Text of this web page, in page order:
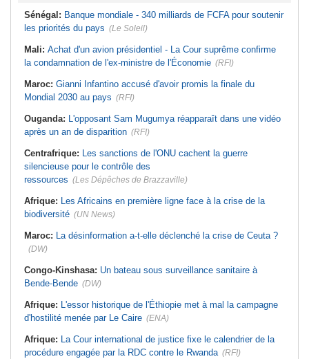
Sénégal: Banque mondiale - 340 milliards de FCFA pour soutenir
les priorités du pays (Le Soleil)
Mali: Achat d'un avion présidentiel - La Cour suprême confirme
la condamnation de l'ex-ministre de l'Économie (RFI)
Maroc: Gianni Infantino accusé d'avoir promis la finale du
Mondial 2030 au pays (RFI)
Ouganda: L'opposant Sam Mugumya réapparaît dans une vidéo
après un an de disparition (RFI)
Centrafrique: Les sanctions de l'ONU cachent la guerre
silencieuse pour le contrôle des
ressources (Les Dépêches de Brazzaville)
Afrique: Les Africains en première ligne face à la crise de la
biodiversité (UN News)
Maroc: La désinformation a-t-elle déclenché la crise de Ceuta ?
(DW)
Congo-Kinshasa: Un bateau sous surveillance sanitaire à
Bende-Bende (DW)
Afrique: L'essor historique de l'Éthiopie met à mal la campagne
d'hostilité menée par Le Caire (ENA)
Afrique: La Cour international de justice fixe le calendrier de la
procédure engagée par la RDC contre le Rwanda (RFI)